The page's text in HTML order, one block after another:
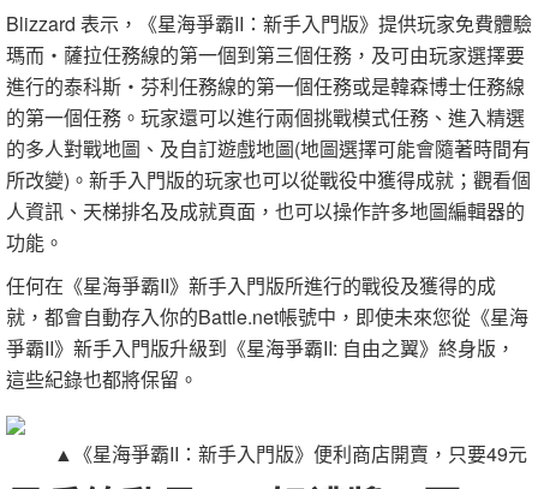
Blizzard 表示，《星海爭霸II：新手入門版》提供玩家免費體驗
瑪而‧薩拉任務線的第一個到第三個任務，及可由玩家選擇要
進行的泰科斯‧芬利任務線的第一個任務或是韓森博士任務線
的第一個任務。玩家還可以進行兩個挑戰模式任務、進入精選
的多人對戰地圖、及自訂遊戲地圖(地圖選擇可能會隨著時間有
所改變)。新手入門版的玩家也可以從戰役中獲得成就；觀看個
人資訊、天梯排名及成就頁面，也可以操作許多地圖編輯器的
功能。
任何在《星海爭霸II》新手入門版所進行的戰役及獲得的成
就，都會自動存入你的Battle.net帳號中，即使未來您從《星海
爭霸II》新手入門版升級到《星海爭霸II: 自由之翼》終身版，
這些紀錄也都將保留。
▲《星海爭霸II：新手入門版》便利商店開賣，只要49元